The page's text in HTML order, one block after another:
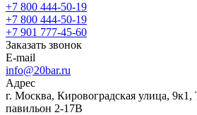
+7 800 444-50-19
+7 800 444-50-19
+7 901 777-45-60
Заказать звонок
E-mail
info@20bar.ru
Адрес
г. Москва, Кировоградская улица,
павильон 2-17В